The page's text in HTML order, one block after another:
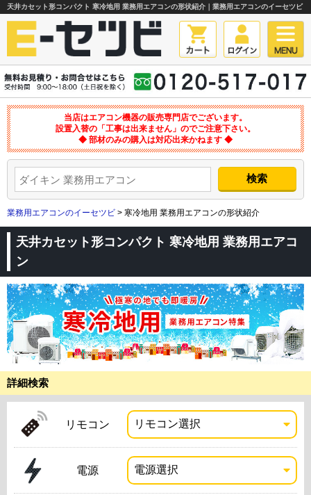
天井カセット形コンパクト 寒冷地用 業務用エアコンの形状紹介｜業務用エアコンのイーセツビ
当店はエアコン機器の販売専門店でございます。
設置入替の「工事は出来ません」のでご注意下さい。
◆ 部材のみの購入は対応出来かねます ◆
業務用エアコンのイーセツビ > 寒冷地用 業務用エアコンの形状紹介
天井カセット形コンパクト 寒冷地用 業務用エアコ
ン
詳細検索
リモコン
電源